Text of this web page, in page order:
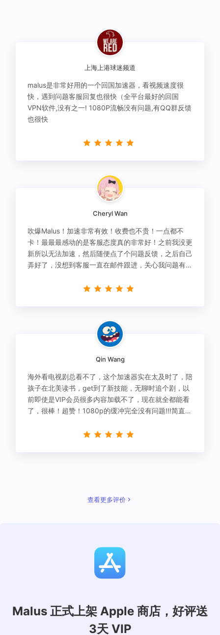
上海上港球迷频道
malus是非常好用的一个回国加速器，看视频速度很
快，遇到问题客服回复也很快（全平台最好的回国
VPN软件,没有之一! 1080P流畅没有问题,有QQ群反馈
也很快
Cheryl Wan
吹爆Malus！加速非常有效！收费也不贵！一点都不
卡！最最最感动的是客服态度真的非常好！之前我没更
新所以无法加速，然后随便点了个问题反馈，之后自己
弄好了，没想到客服一直在邮件跟进，关心我问题有没
Qin Wang
海外看电视剧总看不了，这个加速器实在太及时了，陪
孩子在北美读书，get到了新技能，无聊时追个剧，以
前即使是VIP会员很多内容加载不了，现在就全都能看
了，很棒！超赞！1080p的缓冲完全没有问题!!!简直救
查看更多评价
Malus 正式上架 Apple 商店，好评送
3天 VIP